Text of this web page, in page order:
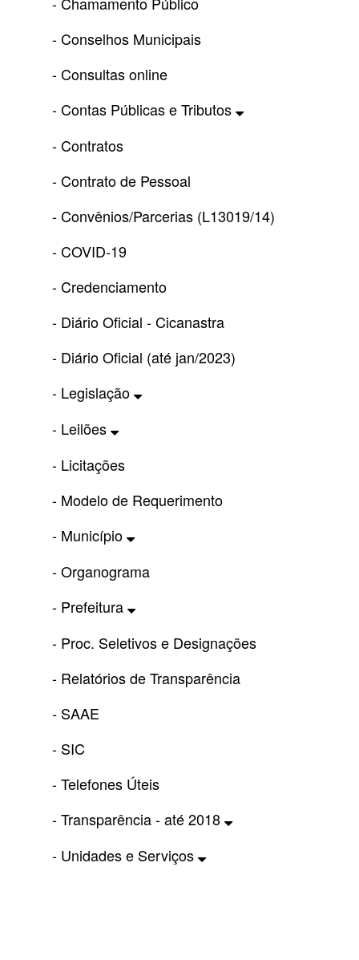
- Conselhos Municipais
- Consultas online
- Contas Públicas e Tributos
- Contratos
- Contrato de Pessoal
- Convênios/Parcerias (L13019/14)
- COVID-19
- Credenciamento
- Diário Oficial - Cicanastra
- Diário Oficial (até jan/2023)
- Legislação
- Leilões
- Licitações
- Modelo de Requerimento
- Município
- Organograma
- Prefeitura
- Proc. Seletivos e Designações
- Relatórios de Transparência
- SAAE
- SIC
- Telefones Úteis
- Transparência - até 2018
- Unidades e Serviços